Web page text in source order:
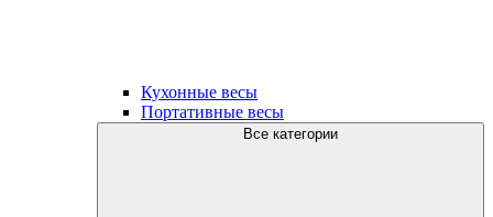
Кухонные весы
Портативные весы
Все категории